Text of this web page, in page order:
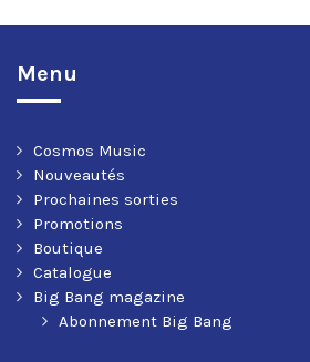
Menu
Cosmos Music
Nouveautés
Prochaines sorties
Promotions
Boutique
Catalogue
Big Bang magazine
Abonnement Big Bang